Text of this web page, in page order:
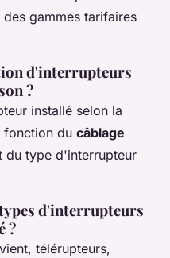
gammes tarifaires
d'interrupteurs
?
installé selon la
fonction du câblage
du type d'interrupteur
d'interrupteurs
?
télérupteurs,